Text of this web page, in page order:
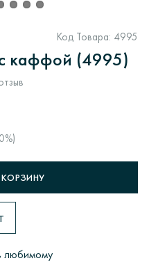
Код Товара: 4995
каффой (4995)
КОРЗИНУ
любимому